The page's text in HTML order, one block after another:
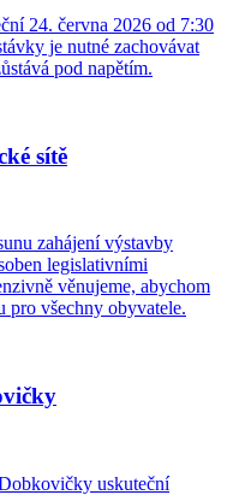
24. června 2026 od 7:30
je nutné zachovávat
pod napětím.
sítě
zahájení výstavby
legislativními
věnujeme, abychom
všechny obyvatele.
uskuteční